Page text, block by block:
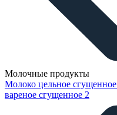
Молочные продукты
Молоко цельное сгущенное
вареное сгущенное 2